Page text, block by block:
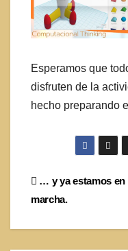
Esperamos que
disfruten de la
hecho preparando
… y ya estamos en
marcha.